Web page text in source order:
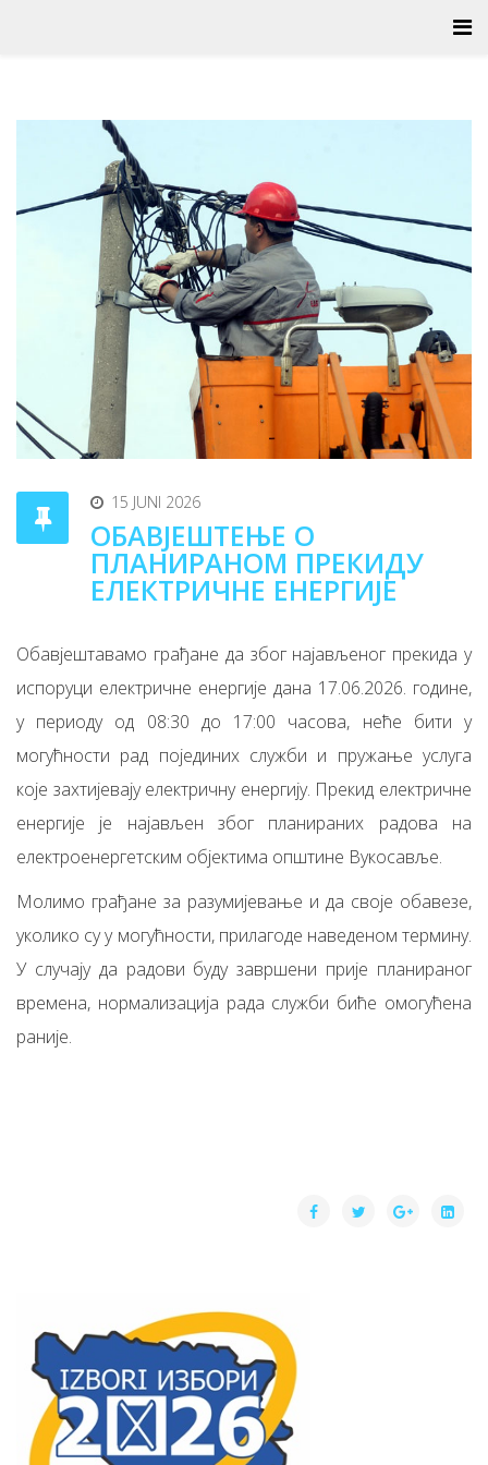
15 JUNI 2026
ОБАВЈЕШТЕЊЕ О
ПЛАНИРАНОМ ПРЕКИДУ
ЕЛЕКТРИЧНЕ ЕНЕРГИЈЕ
Обавјештавамо грађане да због најављеног прекида у
испоруци електричне енергије дана 17.06.2026. године,
у периоду од 08:30 до 17:00 часова, неће бити у
могућности рад појединих служби и пружање услуга
које захтијевају електричну енергију. Прекид електричне
енергије је најављен због планираних радова на
електроенергетским објектима општине Вукосавље.
Молимо грађане за разумијевање и да своје обавезе,
уколико су у могућности, прилагоде наведеном термину.
У случају да радови буду завршени прије планираног
времена, нормализација рада служби биће омогућена
раније.